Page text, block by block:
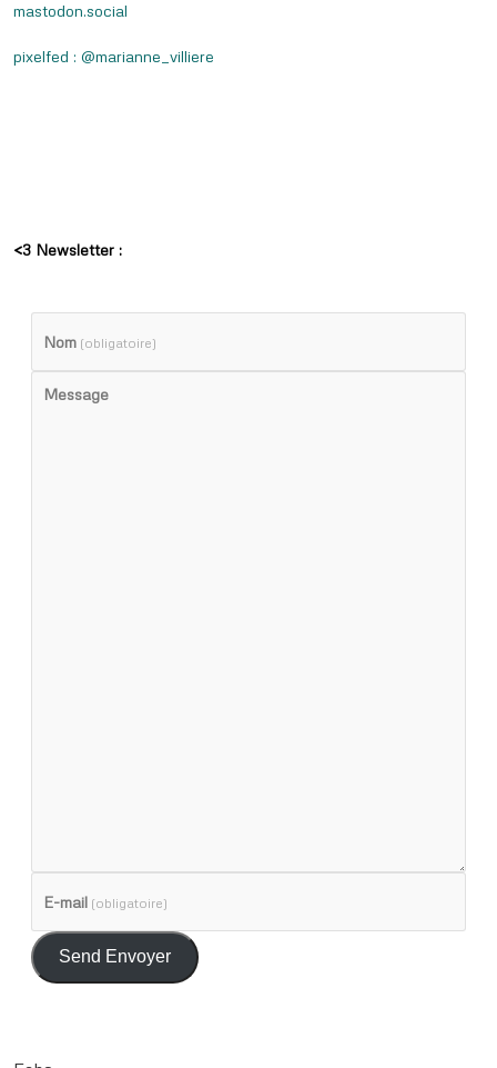
mastodon.social
pixelfed : @marianne_villiere
<3 Newsletter :
Nom (obligatoire)
Message
E-mail (obligatoire)
Send Envoyer